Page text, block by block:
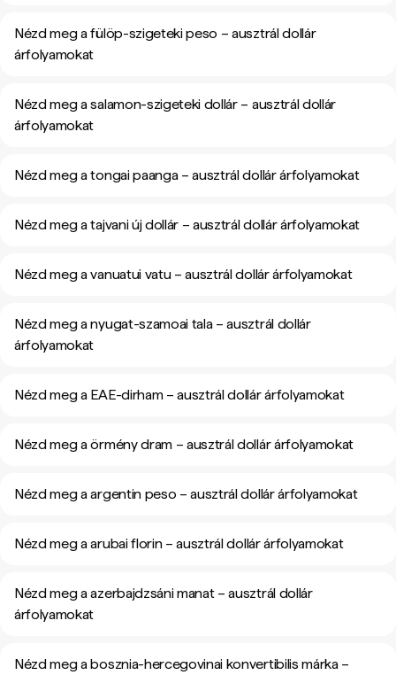
Nézd meg a fülöp-szigeteki peso – ausztrál dollár
árfolyamokat
Nézd meg a salamon-szigeteki dollár – ausztrál dollár
árfolyamokat
Nézd meg a tongai paanga – ausztrál dollár árfolyamokat
Nézd meg a tajvani új dollár – ausztrál dollár árfolyamokat
Nézd meg a vanuatui vatu – ausztrál dollár árfolyamokat
Nézd meg a nyugat-szamoai tala – ausztrál dollár
árfolyamokat
Nézd meg a EAE-dirham – ausztrál dollár árfolyamokat
Nézd meg a örmény dram – ausztrál dollár árfolyamokat
Nézd meg a argentin peso – ausztrál dollár árfolyamokat
Nézd meg a arubai florin – ausztrál dollár árfolyamokat
Nézd meg a azerbajdzsáni manat – ausztrál dollár
árfolyamokat
Nézd meg a bosznia-hercegovinai konvertibilis márka –